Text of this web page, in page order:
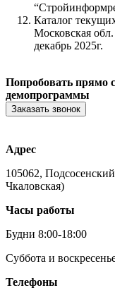
Каталог
Московская
декабрь 2025г.
Попробовать прямо
демопрограммы
Заказать звонок
Адрес
105062,
Чкаловская)
Часы работы
Будни 8:00-18:00
Суббота и
Телефоны